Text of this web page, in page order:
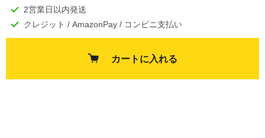
2営業日以内発送
クレジット / AmazonPay / コンビニ支払い
カートに入れる